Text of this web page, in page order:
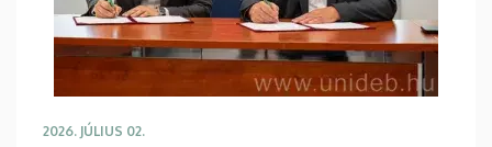
2026. JÚLIUS 02.